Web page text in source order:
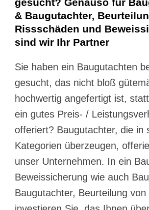
& Baugutachter,
Rissschäden und
sind wir Ihr Partner
Sie haben ein Baugutachten
gesucht, das nicht bloß
hochwertig angefertigt ist,
ein gutes Preis- /
offeriert? Baugutachter, die in
Kategorien überzeugen,
unser Unternehmen. In ein
Beweissicherung wie auch
Baugutachter, Beurteilung von